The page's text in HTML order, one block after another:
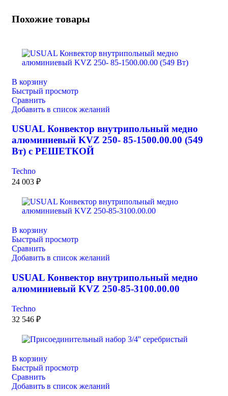
Похожие товары
В корзину
Быстрый просмотр
Сравнить
Добавить в список желаний
USUAL Конвектор внутрипольный медно
алюминиевый KVZ 250- 85-1500.00.00 (549
Вт) с РЕШЕТКОЙ
Techno
24 003 ₽
В корзину
Быстрый просмотр
Сравнить
Добавить в список желаний
USUAL Конвектор внутрипольный медно
алюминиевый KVZ 250-85-3100.00.00
Techno
32 546 ₽
В корзину
Быстрый просмотр
Сравнить
Добавить в список желаний